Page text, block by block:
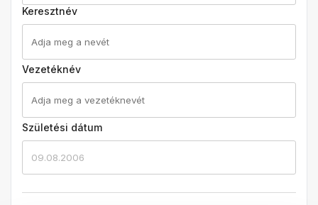
Keresztnév
Vezetéknév
Születési dátum
09.08.2006